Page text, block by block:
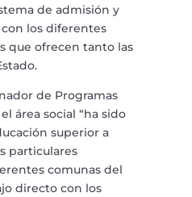
de admisión y
los diferentes
que ofrecen tanto las
de Programas
área social “ha sido
superior a
particulares
comunas del
directo con los